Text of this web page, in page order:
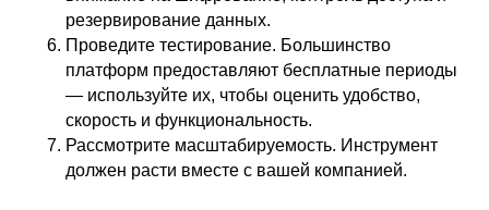
резервирование данных.
Проведите тестирование. Большинство
платформ предоставляют бесплатные периоды
— используйте их, чтобы оценить удобство,
скорость и функциональность.
Рассмотрите масштабируемость. Инструмент
должен расти вместе с вашей компанией.
Zerobit
Russia
Контакты
Блог
Все услуги
Yandex DataLens
Power BI